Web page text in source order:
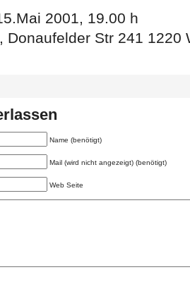
2001, 19.00 h
Donaufelder Str 241 1220
Name (benötigt)
Mail (wird nicht angezeigt) (benötigt)
Web Seite